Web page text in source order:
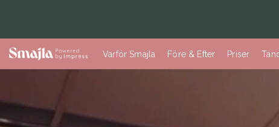
Varför Smajla Före & Efter Priser